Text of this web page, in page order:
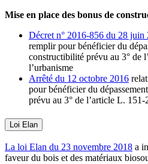
Mise en place des bonus de
Décret n° 2016-856 du 28 juin
remplir pour bénéficier du
constructibilité prévu au 3° de
l’urbanisme
Arrêté du 12 octobre 2016
pour bénéficier du
prévu au 3° de l’article L. 151-
Loi Elan
La loi Elan du 23 novembre 2018 a
faveur du bois et des matériaux